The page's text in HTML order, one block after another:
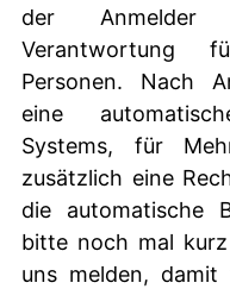
der
Verantwortung
Personen. Nach
eine
Systems, für
zusätzlich eine
die automatische
bitte noch mal
uns melden,